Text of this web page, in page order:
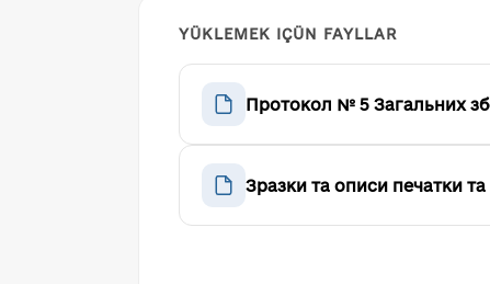
YÜKLEMEK IÇÜN FAYLLAR
Протокол № 5 Загальних
Зразки та описи печатки